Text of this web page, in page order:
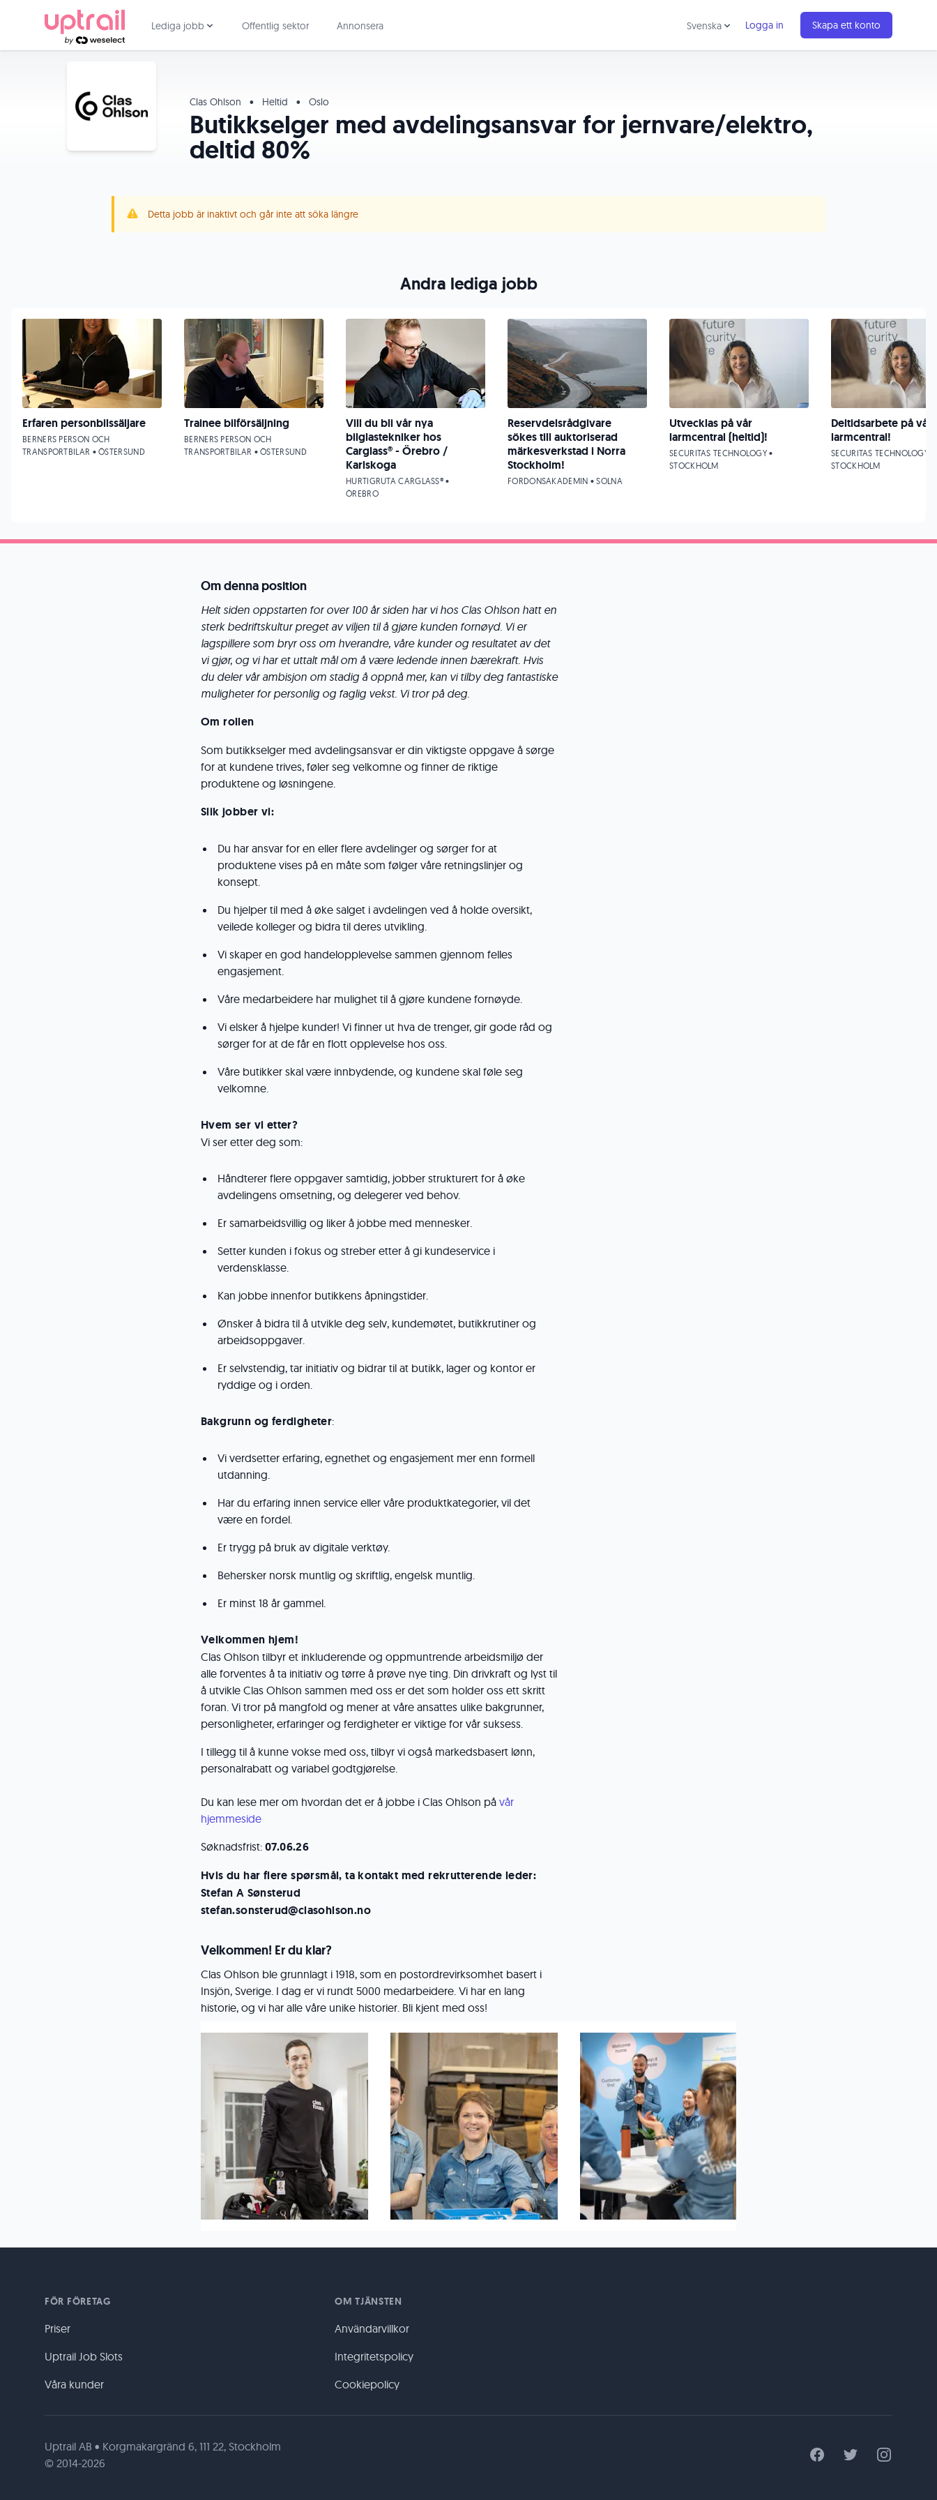
Lediga jobb Offentlig sektor Annonsera Svenska Logga in Skapa ett konto
Clas Ohlson • Heltid • Oslo
Butikkselger med avdelingsansvar for jernvare/elektro,
deltid 80%
Detta jobb är inaktivt och går inte att söka längre
Om denna position
Helt siden oppstarten for over 100 år siden har vi hos Clas Ohlson hatt en
sterk bedriftskultur preget av viljen til å gjøre kunden fornøyd. Vi er
lagspillere som bryr oss om hverandre, våre kunder og resultatet av det
vi gjør, og vi har et uttalt mål om å være ledende innen bærekraft. Hvis
du deler vår ambisjon om stadig å oppnå mer, kan vi tilby deg fantastiske
muligheter for personlig og faglig vekst. Vi tror på deg.
Om rollen
Som butikkselger med avdelingsansvar er din viktigste oppgave å sørge
for at kundene trives, føler seg velkomne og finner de riktige
produktene og løsningene.
Slik jobber vi:
Du har ansvar for en eller flere avdelinger og sørger for at
produktene vises på en måte som følger våre retningslinjer og
konsept.
Du hjelper til med å øke salget i avdelingen ved å holde oversikt,
veilede kolleger og bidra til deres utvikling.
Vi skaper en god handelopplevelse sammen gjennom felles
engasjement.
Våre medarbeidere har mulighet til å gjøre kundene fornøyde.
Vi elsker å hjelpe kunder! Vi finner ut hva de trenger, gir gode råd og
sørger for at de får en flott opplevelse hos oss.
Våre butikker skal være innbydende, og kundene skal føle seg
velkomne.
Hvem ser vi etter?
Vi ser etter deg som:
Håndterer flere oppgaver samtidig, jobber strukturert for å øke
avdelingens omsetning, og delegerer ved behov.
Er samarbeidsvillig og liker å jobbe med mennesker.
Setter kunden i fokus og streber etter å gi kundeservice i
verdensklasse.
Kan jobbe innenfor butikkens åpningstider.
Ønsker å bidra til å utvikle deg selv, kundemøtet, butikkrutiner og
arbeidsoppgaver.
Er selvstendig, tar initiativ og bidrar til at butikk, lager og kontor er
ryddige og i orden.
Bakgrunn og ferdigheter:
Vi verdsetter erfaring, egnethet og engasjement mer enn formell
utdanning.
Har du erfaring innen service eller våre produktkategorier, vil det
være en fordel.
Er trygg på bruk av digitale verktøy.
Behersker norsk muntlig og skriftlig, engelsk muntlig.
Er minst 18 år gammel.
Velkommen hjem!
Clas Ohlson tilbyr et inkluderende og oppmuntrende arbeidsmiljø der
alle forventes å ta initiativ og tørre å prøve nye ting. Din drivkraft og lyst til
å utvikle Clas Ohlson sammen med oss er det som holder oss ett skritt
foran. Vi tror på mangfold og mener at våre ansattes ulike bakgrunner,
personligheter, erfaringer og ferdigheter er viktige for vår suksess.
I tillegg til å kunne vokse med oss, tilbyr vi også markedsbasert lønn,
personalrabatt og variabel godtgjørelse.
Du kan lese mer om hvordan det er å jobbe i Clas Ohlson på vår
hjemmeside
Søknadsfrist: 07.06.26
Hvis du har flere spørsmål, ta kontakt med rekrutterende leder:
Stefan A Sønsterud
stefan.sonsterud@clasohlson.no
Velkommen! Er du klar?
Clas Ohlson ble grunnlagt i 1918, som en postordrevirksomhet basert i
Insjön, Sverige. I dag er vi rundt 5000 medarbeidere. Vi har en lang
historie, og vi har alle våre unike historier. Bli kjent med oss!
Andra lediga jobb
Erfaren personbilssäljare
BERNERS PERSON OCH
TRANSPORTBILAR • ÖSTERSUND
Trainee bilförsäljning
BERNERS PERSON OCH
TRANSPORTBILAR • ÖSTERSUND
Vill du bli vår nya
bilglastekniker hos
Carglass® - Örebro /
Karlskoga
HURTIGRUTA CARGLASS® •
ÖREBRO
Reservdelsrådgivare
sökes till auktoriserad
märkesverkstad i Norra
Stockholm!
FORDONSAKADEMIN • SOLNA
Utvecklas på vår
larmcentral (heltid)!
SECURITAS TECHNOLOGY •
STOCKHOLM
Deltidsarbete på vår
larmcentral!
SECURITAS TECHNOLOGY •
STOCKHOLM
FÖR FÖRETAG
Priser
Uptrail Job Slots
Våra kunder
OM TJÄNSTEN
Användarvillkor
Integritetspolicy
Cookiepolicy
FacebookTwitter Instagram
Uptrail AB • Korgmakargränd 6, 111 22, Stockholm
© 2014-2026